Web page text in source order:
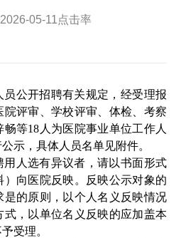
2026-05-11点击率
公开招聘有关规定，经受理报
评审、学校评审、体检、考察
畅等18 人为医院事业单位工作人
示，具体人员名单见附件。
用人选有异议者，请以书面形式
）向医院反映。反映公示对象的
的原则，以个人名义反映情况
式，以单位名义反映的应加盖本
受理。